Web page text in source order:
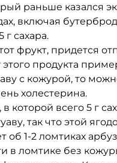
раньше казался
включая
г сахара.
фрукт, придется
этого продукта
с кожурой, то
холестерина.
в которой всего 5 г
так что этой
об 1-2 ломтиках
в ломтике без